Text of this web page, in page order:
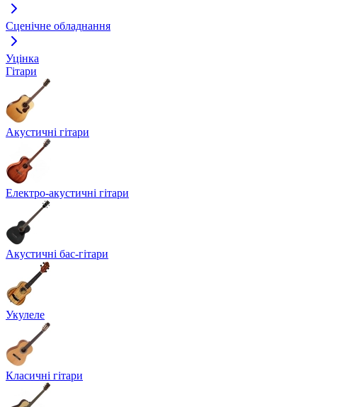
Сценічне обладнання
Уцінка
Гітари
Акустичні гітари
Електро-акустичні гітари
Акустичні бас-гітари
Укулеле
Класичні гітари